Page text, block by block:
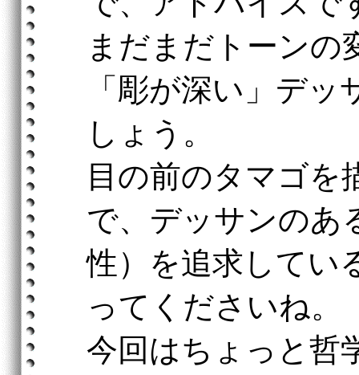
まだまだトーンの
「彫が深い」デ
しょう。
目の前のタマゴを
で、デッサンのあ
性）を追求してい
ってくださいね。
今回はちょっと哲